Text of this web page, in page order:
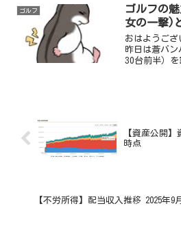
海外出向を
カー勤務で
ゴルフ
ゴルフの
女の一撃)
おはようござ
昨日は蒼バン
30台前半）を
【資産公開
時点
【不労所得】配当収入推移 2025年9月